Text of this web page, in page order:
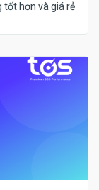
tốt hơn và giá rẻ